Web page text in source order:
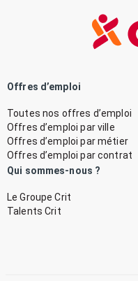
Offres d’emploi
Toutes nos offres d’emploi
Offres d’emploi par ville
Offres d’emploi par métier
Offres d’emploi par contrat
Qui sommes-nous ?
Le Groupe Crit
Talents Crit